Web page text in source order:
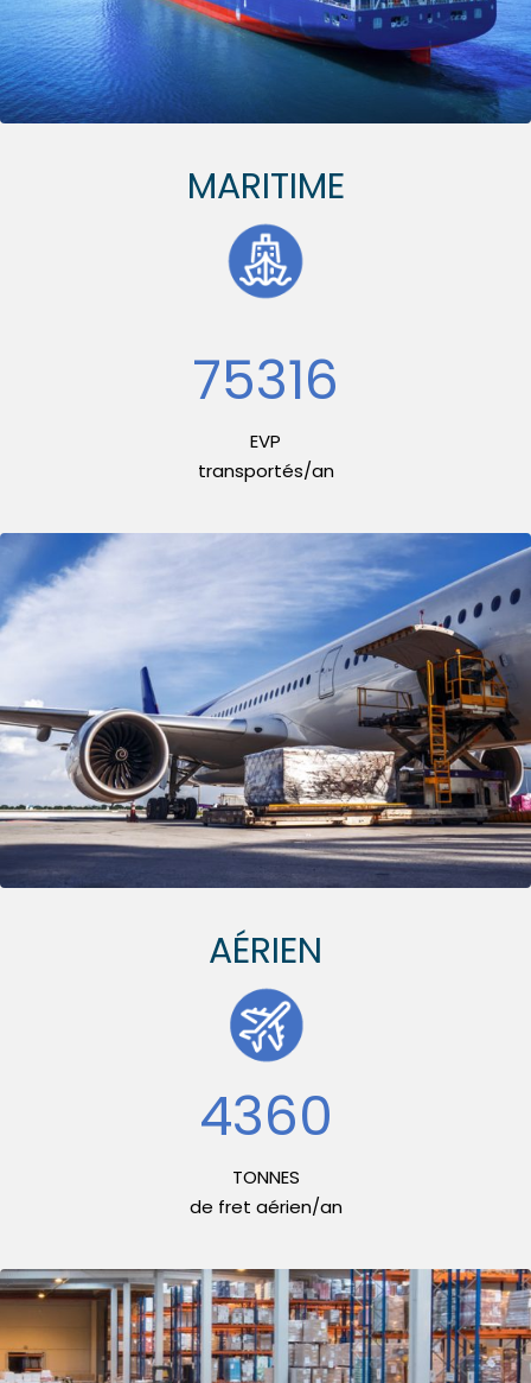
MARITIME
99512
EVP
transportés/an
AÉRIEN
6180
TONNES
de fret aérien/an